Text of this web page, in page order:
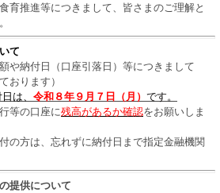
育推進等につきまして、皆さまのご理解と
て
や納付日（口座引落日）等につきまして
おります）
は、 令和８年９月７日（月） です。
等の口座に残高があるか確認をお願いしま
の方は、忘れずに納付日まで指定金融機関
提供について